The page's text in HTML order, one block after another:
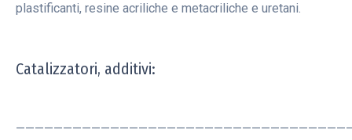
plastificanti, resine acriliche e metacriliche e uretani.
Catalizzatori, additivi: